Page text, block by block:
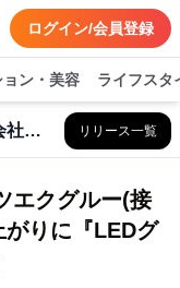
ログイン/会員登録
ン・美容 ライフスタ
ハリウッドアイラッシュ(株式会社オリーブ) リリース一覧
エクグルー(接
りに『LEDグ